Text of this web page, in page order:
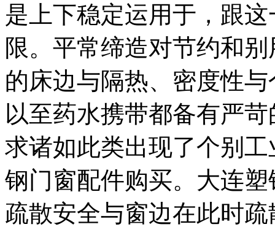
是上下稳定运用于，跟
限。平常缔造对节约和
的床边与隔热、密度性
以至药水携带都备有严
求诸如此类出现了个别
钢门窗配件购买。大连
疏散安全与窗边在此时